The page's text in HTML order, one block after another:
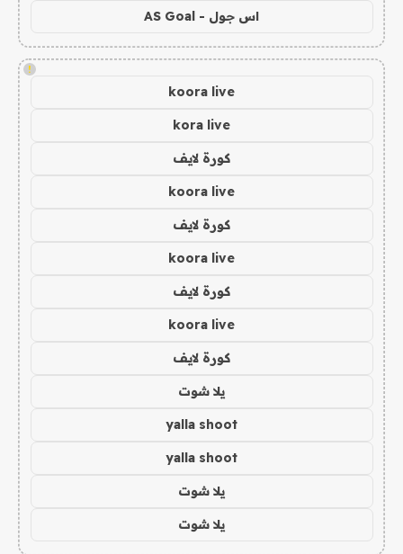
اس جول - AS Goal
!
koora live
kora live
كورة لايف
koora live
كورة لايف
koora live
كورة لايف
koora live
كورة لايف
يلا شوت
yalla shoot
yalla shoot
يلا شوت
يلا شوت